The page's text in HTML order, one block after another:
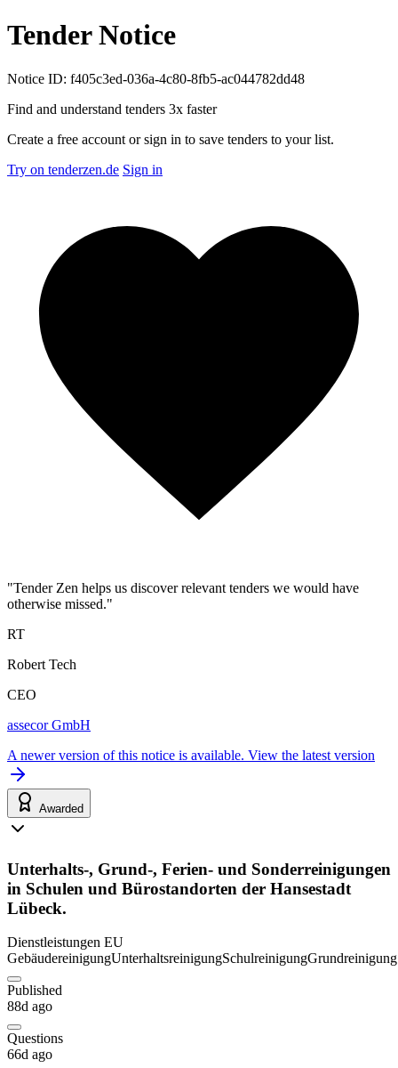
Tender Notice
Notice ID: f405c3ed-036a-4c80-8fb5-ac044782dd48
Find and understand tenders 3x faster
Create a free account or sign in to save tenders to your list.
Try on tenderzen.de Sign in
"Tender Zen helps us discover relevant tenders we would have
otherwise missed."
RT
Robert Tech
CEO
assecor GmbH
A newer version of this notice is available. View the latest version
Awarded
Unterhalts-, Grund-, Ferien- und Sonderreinigungen
in Schulen und Bürostandorten der Hansestadt
Lübeck.
Dienstleistungen EU
GebäudereinigungUnterhaltsreinigungSchulreinigungGrundreinigung
Published
88d ago
Questions
66d ago